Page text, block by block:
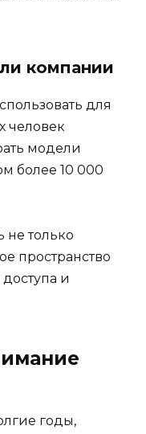
компании
для
человек
модели
более 10 000
не только
пространство
и
годы,